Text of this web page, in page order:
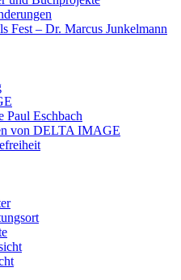
Fest – Dr. Marcus Junkelmann
Paul Eschbach
von DELTA IMAGE